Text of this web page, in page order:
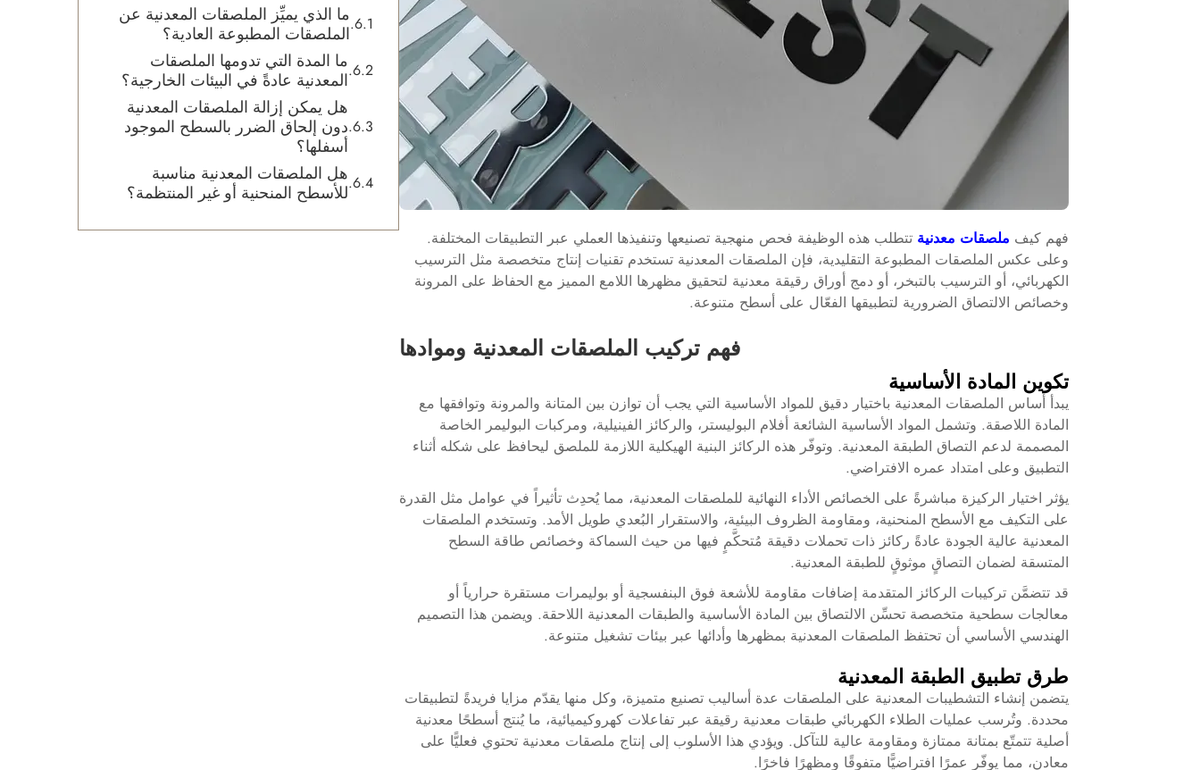
فهم كيف ملصقات معدنية تتطلب هذه الوظيفة فحص منهجية تصنيعها وتنفيذها العملي عبر التطبيقات المختلفة.
وعلى عكس الملصقات المطبوعة التقليدية، فإن الملصقات المعدنية تستخدم تقنيات إنتاج متخصصة مثل الترسيب
الكهربائي، أو الترسيب بالتبخر، أو دمج أوراق رقيقة معدنية لتحقيق مظهرها اللامع المميز مع الحفاظ على المرونة
وخصائص الالتصاق الضرورية لتطبيقها الفعّال على أسطح متنوعة.
فهم تركيب الملصقات المعدنية وموادها
تكوين المادة الأساسية
يبدأ أساس الملصقات المعدنية باختيار دقيق للمواد الأساسية التي يجب أن توازن بين المتانة والمرونة وتوافقها مع
المادة اللاصقة. وتشمل المواد الأساسية الشائعة أفلام البوليستر، والركائز الفينيلية، ومركبات البوليمر الخاصة
المصممة لدعم التصاق الطبقة المعدنية. وتوفّر هذه الركائز البنية الهيكلية اللازمة للملصق ليحافظ على شكله أثناء
التطبيق وعلى امتداد عمره الافتراضي.
يؤثر اختيار الركيزة مباشرةً على الخصائص الأداء النهائية للملصقات المعدنية، مما يُحدِث تأثيراً في عوامل مثل القدرة
على التكيف مع الأسطح المنحنية، ومقاومة الظروف البيئية، والاستقرار البُعدي طويل الأمد. وتستخدم الملصقات
المعدنية عالية الجودة عادةً ركائز ذات تحملات دقيقة مُتحكَّمٍ فيها من حيث السماكة وخصائص طاقة السطح
المتسقة لضمان التصاقٍ موثوقٍ للطبقة المعدنية.
قد تتضمَّن تركيبات الركائز المتقدمة إضافات مقاومة للأشعة فوق البنفسجية أو بوليمرات مستقرة حرارياً أو
معالجات سطحية متخصصة تحسِّن الالتصاق بين المادة الأساسية والطبقات المعدنية اللاحقة. ويضمن هذا التصميم
الهندسي الأساسي أن تحتفظ الملصقات المعدنية بمظهرها وأدائها عبر بيئات تشغيل متنوعة.
طرق تطبيق الطبقة المعدنية
يتضمن إنشاء التشطيبات المعدنية على الملصقات عدة أساليب تصنيع متميزة، وكل منها يقدّم مزايا فريدةً لتطبيقات
محددة. وتُرسب عمليات الطلاء الكهربائي طبقات معدنية رقيقة عبر تفاعلات كهروكيميائية، ما يُنتج أسطحًا معدنية
أصلية تتمتّع بمتانة ممتازة ومقاومة عالية للتآكل. ويؤدي هذا الأسلوب إلى إنتاج ملصقات معدنية تحتوي فعليًّا على
معادن، مما يوفّر عمرًا افتراضيًّا متفوقًا ومظهرًا فاخرًا.
ما الذي يميِّز الملصقات المعدنية عن
الملصقات المطبوعة العادية؟
ما المدة التي تدومها الملصقات
المعدنية عادةً في البيئات الخارجية؟
هل يمكن إزالة الملصقات المعدنية
دون إلحاق الضرر بالسطح الموجود
أسفلها؟
هل الملصقات المعدنية مناسبة
للأسطح المنحنية أو غير المنتظمة؟